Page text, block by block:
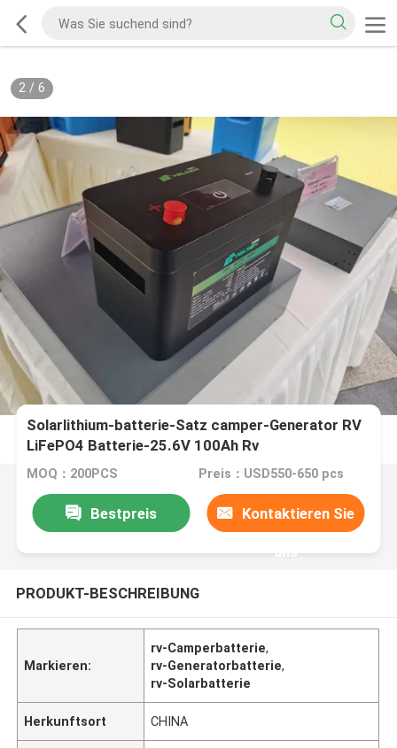
2/ 6
Solarlithium-batterie-Satz camper-Generator RV
LiFePO4 Batterie-25.6V 100Ah Rv
MOQ：200PCS Preis：USD550-650 pcs
Bestpreis Kontaktieren Sie
uns
PRODUKT-BESCHREIBUNG
Markieren:
rv-Camperbatterie,
rv-Generatorbatterie,
rv-Solarbatterie
Herkunftsort CHINA